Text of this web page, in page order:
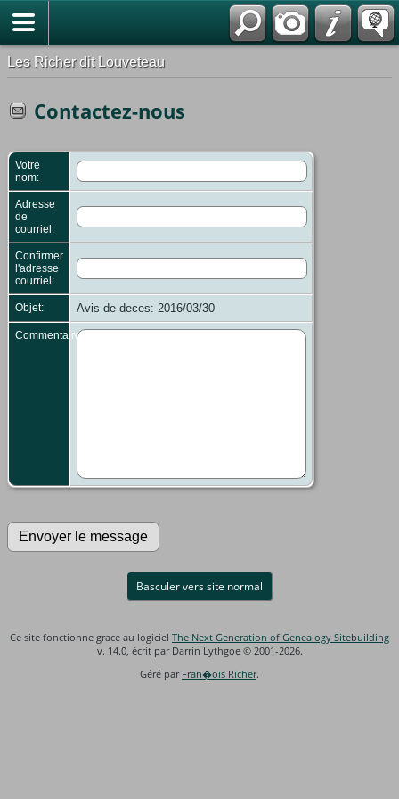
Les Richer dit Louveteau
Contactez-nous
Votre
nom:
Adresse
de
courriel:
Confirmer
l'adresse
courriel:
Objet: Avis de deces: 2016/03/30
Commentaires:
Basculer vers site normal
Ce site fonctionne grace au logiciel The Next Generation of Genealogy Sitebuilding
v. 14.0, écrit par Darrin Lythgoe © 2001-2026.
Géré par Fran�ois Richer.